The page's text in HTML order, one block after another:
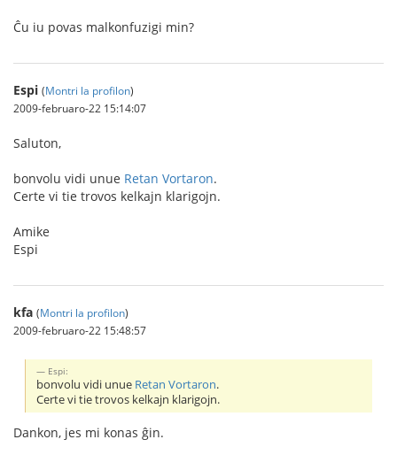
Ĉu iu povas malkonfuzigi min?
Espi (Montri la profilon)
2009-februaro-22 15:14:07
Saluton,
bonvolu vidi unue Retan Vortaron.
Certe vi tie trovos kelkajn klarigojn.
Amike
Espi
kfa (Montri la profilon)
2009-februaro-22 15:48:57
Espi:
bonvolu vidi unue Retan Vortaron.
Certe vi tie trovos kelkajn klarigojn.
Dankon, jes mi konas ĝin.